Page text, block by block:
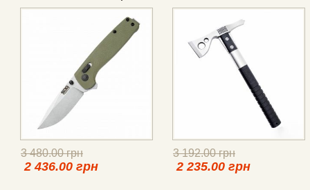
Green) BOX
3 480.00 грн
2 436.00 грн
3 192.00 грн
2 235.00 грн